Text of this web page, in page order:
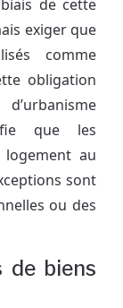
de cette
exiger que
comme
obligation
que les
au
sont
ou des
de biens